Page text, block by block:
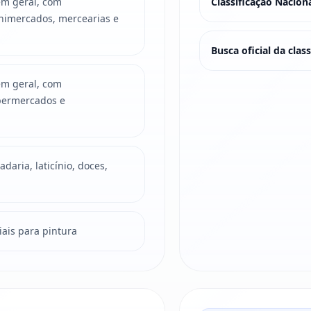
mercearias e
geral, com
e
laticínio, doces,
para pintura
Busca oficial da